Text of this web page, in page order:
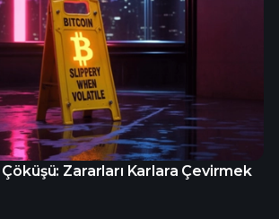
Zararları Karlara Çevirmek